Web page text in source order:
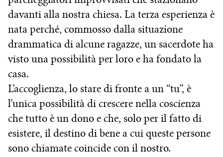
davanti alla nostra chiesa. La terza esperienza è
nata perché, commosso dalla situazione
drammatica di alcune ragazze, un sacerdote ha
visto una possibilità per loro e ha fondato la
casa.
L’accoglienza, lo stare di fronte a un “tu”, è
l’unica possibilità di crescere nella coscienza
che tutto è un dono e che, solo per il fatto di
esistere, il destino di bene a cui queste persone
sono chiamate coincide con il nostro.